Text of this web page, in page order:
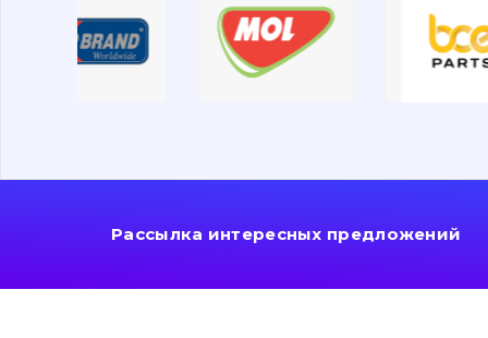
Рассылка интересных предложений